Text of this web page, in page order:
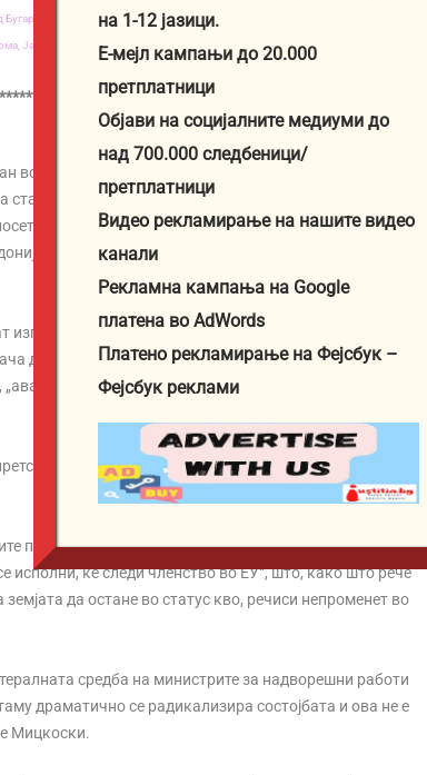
Истражувачко новинарство,Јастис Шоп,
Јаглен, Развој на веб-страници, На големо огрев
во Тиват, Црна Гора, премиерот Христијан Мицкоски
на Брисел кон евроинтеграцискиот процес.
на претседателот на Европскиот совет, Антонио
треба да ги исполни условите договорени во 2022
искрен однос, иако не се согласуваат
дека ставот на Владата останува непроменет и оти
без јасен крај“, без разлика на политичкиот
на Влада да влезам во таква авантура, а во
политичари често биле „тапкани по рамо“ и
исполни, ќе следи членство во ЕУ“, што, како што рече
да остане во статус кво, речиси непроменет во
средба на министрите за надворешни работи
драматично се радикализира состојбата и ова не е
Мицкоски.
на 1-12 јазици.
Е-мејл кампањи до 20.000
претплатници
Објави на социјалните медиуми до
над 700.000 следбеници/
претплатници
Видео рекламирање на нашите видео
канали
Рекламна кампања на Google
платена во AdWords
Платено рекламирање на Фејсбук –
Фејсбук реклами